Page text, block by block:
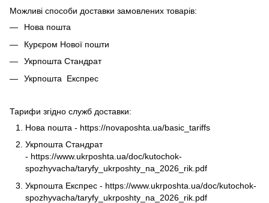
Можливі способи доставки замовлених товарів:
Нова пошта
Курєром Нової пошти
Укрпошта Стандрат
Укрпошта Експрес
Тарифи згідно служб доставки:
Нова пошта - https://novaposhta.ua/basic_tariffs
Укрпошта Стандрат
- https://www.ukrposhta.ua/doc/kutochok-
spozhyvacha/taryfy_ukrposhty_na_2026_rik.pdf
Укрпошта Експрес - https://www.ukrposhta.ua/doc/kutochok-
spozhyvacha/taryfy_ukrposhty_na_2026_rik.pdf